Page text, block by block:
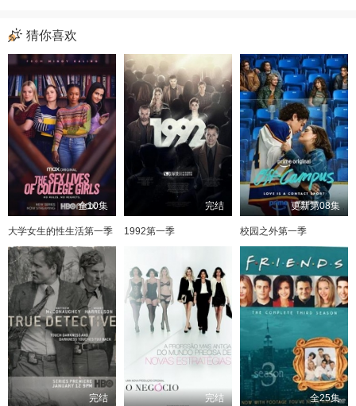
猜你喜欢
全10集
大学女生的性生活第一季
完结
1992第一季
更新第08集
校园之外第一季
完结 完结 全25集